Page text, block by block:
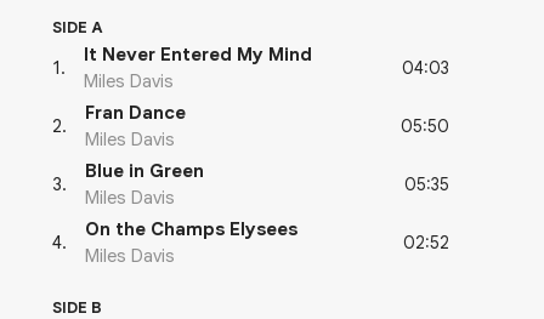
SIDE A
1.
It Never Entered My Mind
Miles Davis
04:03
2.
Fran Dance
Miles Davis
05:50
3.
Blue in Green
Miles Davis
05:35
4.
On the Champs Elysees
Miles Davis
02:52
SIDE B